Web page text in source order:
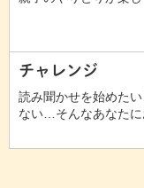
チャレンジ
読み聞かせを始めた
ない…そんなあなたに